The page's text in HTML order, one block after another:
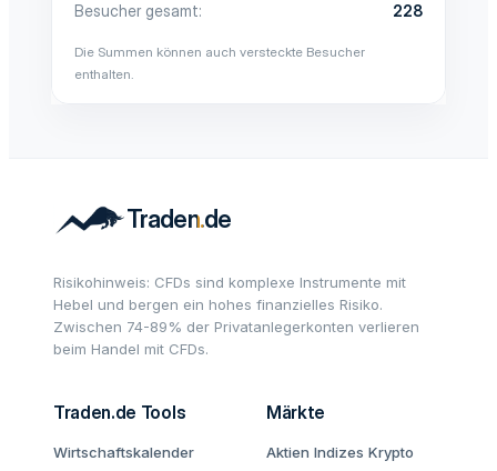
Besucher gesamt
228
Die Summen können auch versteckte Besucher
enthalten.
Risikohinweis: CFDs sind komplexe Instrumente mit
Hebel und bergen ein hohes finanzielles Risiko.
Zwischen 74-89% der Privatanlegerkonten verlieren
beim Handel mit CFDs.
Traden.de Tools
Wirtschaftskalender
Märkte
Aktien Indizes Krypto